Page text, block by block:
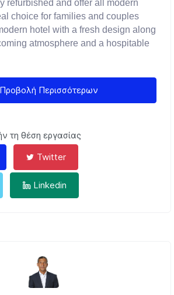
refurbished and offer all modern
choice for families and couples
hotel with a fresh design along
atmosphere and a hospitable
Προβολή Περισσότερων
τη θέση εργασίας
Twitter
Linkedin